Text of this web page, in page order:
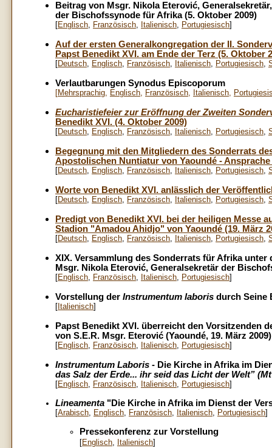
Beitrag von Msgr. Nikola Eterović,
der Bischofssynode für Afrika (5. Oktober 2009)
[Englisch, Französisch, Italienisch, Portugiesisch]
Auf der ersten Generalkongregation der II.
Papst Benedikt XVI. am Ende der Terz (5. Oktober
[Deutsch, Englisch, Französisch, Italienisch, Portugiesisch,
Verlautbarungen Synodus Episcoporum
[Mehrsprachig, Englisch, Französisch, Italienisch,
Eucharistiefeier zur Eröffnung der Zweiten
Benedikt XVI. (4. Oktober 2009)
[Deutsch, Englisch, Französisch, Italienisch, Portugiesisch,
Begegnung mit den Mitgliedern des Sonderrats
Apostolischen Nuntiatur von Yaoundé -
[Deutsch, Englisch, Französisch, Italienisch, Portugiesisch,
Worte von Benedikt XVI. anlässlich der
[Deutsch, Englisch, Französisch, Italienisch, Portugiesisch,
Predigt von Benedikt XVI. bei der heiligen Messe
Stadion "Amadou Ahidjo" von Yaoundé (19. März
[Deutsch, Englisch, Französisch, Italienisch, Portugiesisch,
XIX. Versammlung des Sonderrats für Afrika
Msgr. Nikola Eterović, Generalsekretär der
[Englisch, Französisch, Italienisch, Portugiesisch]
Vorstellung der Instrumentum laboris durch Seine
[ Italienisch]
Papst Benedikt XVI. überreicht den Vorsitzenden
von S.E.R. Msgr. Eterović (Yaoundé, 19. März 2009)
[Englisch, Französisch, Italienisch, Portugiesisch]
Instrumentum Laboris - Die Kirche in Afrika im
das Salz der Erde... ihr seid das Licht der Welt” (Mt
[Englisch, Französisch, Italienisch, Portugiesisch]
Lineamenta "Die Kirche in Afrika im Dienst der
[Arabisch, Englisch, Französisch, Italienisch, Portugiesisch]
Pressekonferenz zur Vorstellung
[Englisch, Italienisch]